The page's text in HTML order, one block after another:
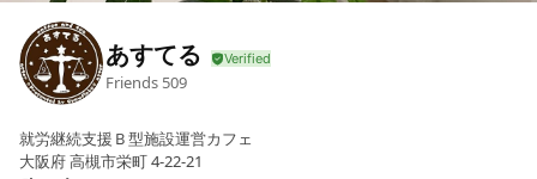
あすてる
Friends 509
就労継続支援Ｂ型施設運営カフェ
大阪府 高槻市栄町 4-22-21